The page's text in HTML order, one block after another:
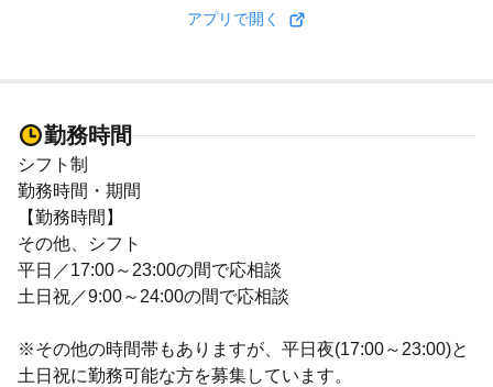
アプリで開く
勤務時間
シフト制
勤務時間・期間
【勤務時間】
その他、シフト
平日／17:00～23:00の間で応相談
土日祝／9:00～24:00の間で応相談
※その他の時間帯もありますが、平日夜(17:00～23:00)と
土日祝に勤務可能な方を募集しています。